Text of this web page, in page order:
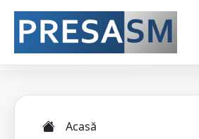
Acasă